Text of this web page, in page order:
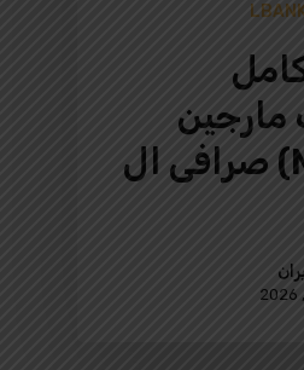
مارجین
(Margin) صرافی ال